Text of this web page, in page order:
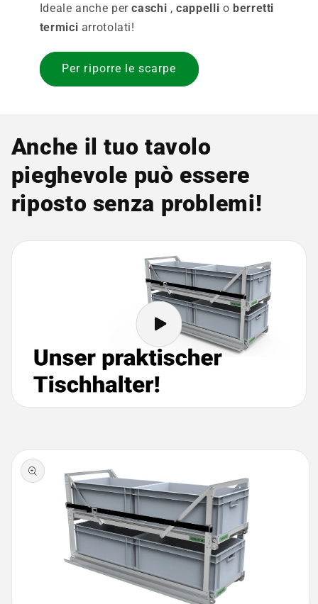
Ideale anche percaschi ,cappelli o berretti
termici arrotolati!
Per riporre le scarpe
Anche il tuo tavolo
pieghevole può essere
riposto senza problemi!
Passa alle
informazioni
sul prodotto